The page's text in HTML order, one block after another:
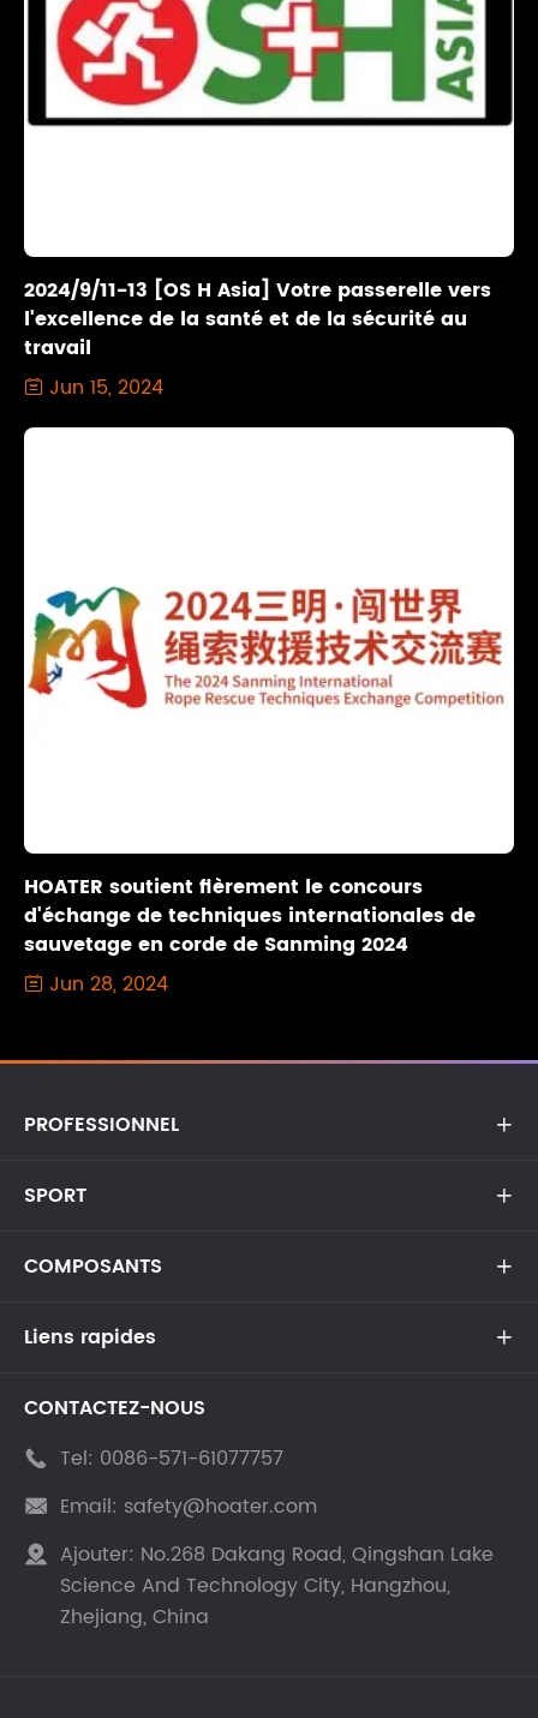
2024/9/11-13 [OS H Asia] Votre passerelle vers
l'excellence de la santé et de la sécurité au
travail
 Jun 15, 2024
HOATER soutient fièrement le concours
d'échange de techniques internationales de
sauvetage en corde de Sanming 2024
 Jun 28, 2024
PROFESSIONNEL 
SPORT 
COMPOSANTS 
Liens rapides 
CONTACTEZ-NOUS
 Tel: 0086-571-61077757
 Email: safety@hoater.com
 Ajouter: No.268 Dakang Road, Qingshan Lake
Science And Technology City, Hangzhou,
Zhejiang, China